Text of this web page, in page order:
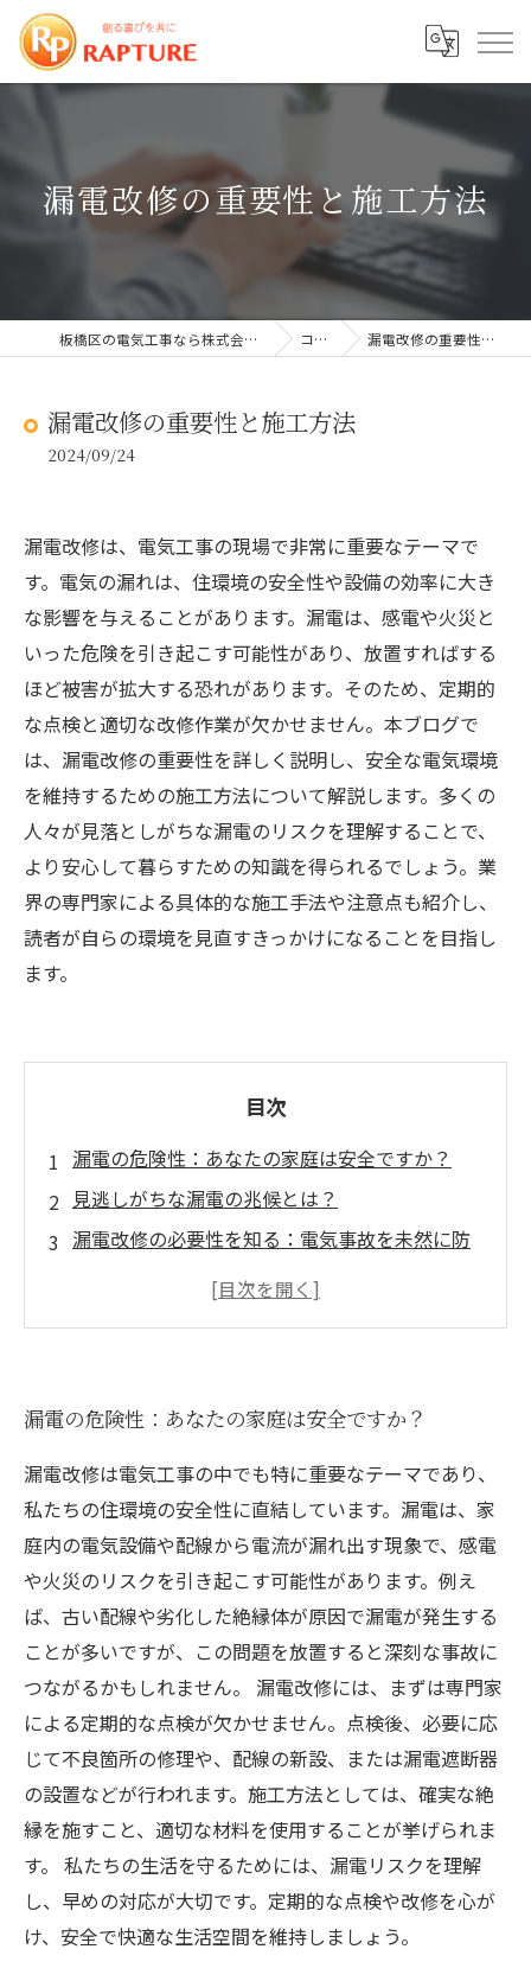
漏電改修の重要性と施工方法
板橋区の電気工事なら株式会社ラプチャー コラム 漏電改修の重要性と施工方法
漏電改修の重要性と施工方法
2024/09/24
漏電改修は、電気工事の現場で非常に重要なテーマで
す。電気の漏れは、住環境の安全性や設備の効率に大き
な影響を与えることがあります。漏電は、感電や火災と
いった危険を引き起こす可能性があり、放置すればする
ほど被害が拡大する恐れがあります。そのため、定期的
な点検と適切な改修作業が欠かせません。本ブログで
は、漏電改修の重要性を詳しく説明し、安全な電気環境
を維持するための施工方法について解説します。多くの
人々が見落としがちな漏電のリスクを理解することで、
より安心して暮らすための知識を得られるでしょう。業
界の専門家による具体的な施工手法や注意点も紹介し、
読者が自らの環境を見直すきっかけになることを目指し
ます。
目次
漏電の危険性：あなたの家庭は安全ですか？
見逃しがちな漏電の兆候とは？
漏電改修の必要性を知る：電気事故を未然に防
安全な電気環境を保つために：漏電改修の最前
線
漏電の危険性：あなたの家庭は安全ですか？
漏電改修は電気工事の中でも特に重要なテーマであり、
私たちの住環境の安全性に直結しています。漏電は、家
庭内の電気設備や配線から電流が漏れ出す現象で、感電
や火災のリスクを引き起こす可能性があります。例え
ば、古い配線や劣化した絶縁体が原因で漏電が発生する
ことが多いですが、この問題を放置すると深刻な事故に
つながるかもしれません。 漏電改修には、まずは専門家
による定期的な点検が欠かせません。点検後、必要に応
じて不良箇所の修理や、配線の新設、または漏電遮断器
の設置などが行われます。施工方法としては、確実な絶
縁を施すこと、適切な材料を使用することが挙げられま
す。 私たちの生活を守るためには、漏電リスクを理解
し、早めの対応が大切です。定期的な点検や改修を心が
け、安全で快適な生活空間を維持しましょう。